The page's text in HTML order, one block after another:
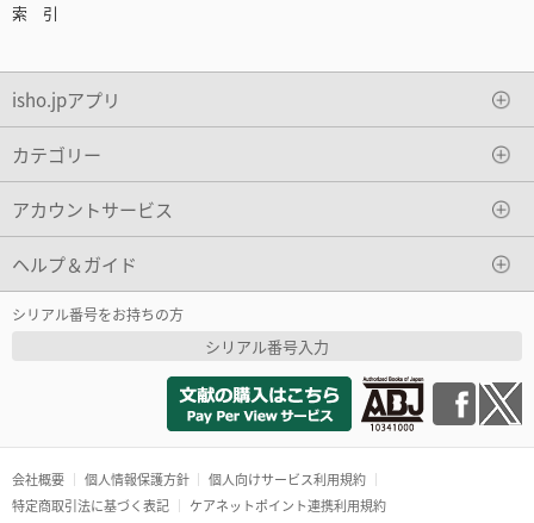
索 引
isho.jpアプリ
カテゴリー
アカウントサービス
ヘルプ＆ガイド
シリアル番号をお持ちの方
シリアル番号入力
会社概要 個人情報保護方針
個人向けサービス利用規約
特定商取引法に基づく表記
ケアネットポイント連携利用規約